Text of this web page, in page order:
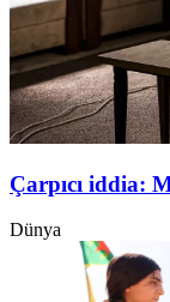
Çarpıcı iddia:
Dünya